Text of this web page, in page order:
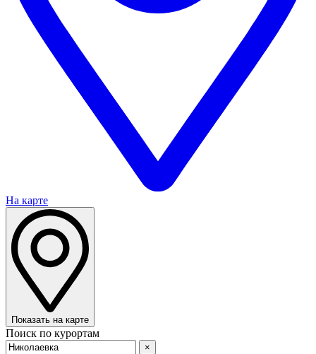
На карте
Показать на карте
Поиск по курортам
×